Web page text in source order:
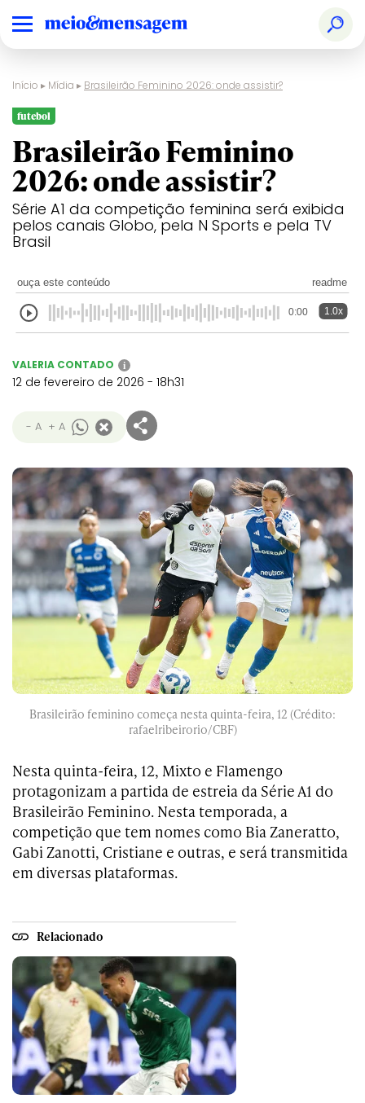
Início ▸ Mídia ▸ Brasileirão Feminino 2026: onde assistir?
futebol
Brasileirão Feminino
2026: onde assistir?
Série A1 da competição feminina será exibida
pelos canais Globo, pela N Sports e pela TV
Brasil
ouça este conteúdo readme
0:00 1.0x
VALERIA CONTADO i
12 de fevereiro de 2026 - 18h31
- A + A
Brasileirão feminino começa nesta quinta-feira, 12 (Crédito:
rafaelribeirorio/CBF)
Nesta quinta-feira, 12, Mixto e Flamengo
protagonizam a partida de estreia da Série A1 do
Brasileirão Feminino. Nesta temporada, a
competição que tem nomes como Bia Zaneratto,
Gabi Zanotti, Cristiane e outras, e será transmitida
em diversas plataformas.
Relacionado